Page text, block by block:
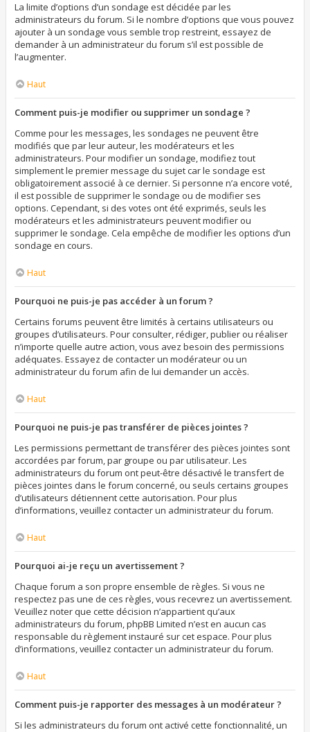
La limite d’options d’un sondage est décidée par les
administrateurs du forum. Si le nombre d’options que vous pouvez
ajouter à un sondage vous semble trop restreint, essayez de
demander à un administrateur du forum s’il est possible de
l’augmenter.
Haut
Comment puis-je modifier ou supprimer un sondage ?
Comme pour les messages, les sondages ne peuvent être
modifiés que par leur auteur, les modérateurs et les
administrateurs. Pour modifier un sondage, modifiez tout
simplement le premier message du sujet car le sondage est
obligatoirement associé à ce dernier. Si personne n’a encore voté,
il est possible de supprimer le sondage ou de modifier ses
options. Cependant, si des votes ont été exprimés, seuls les
modérateurs et les administrateurs peuvent modifier ou
supprimer le sondage. Cela empêche de modifier les options d’un
sondage en cours.
Haut
Pourquoi ne puis-je pas accéder à un forum ?
Certains forums peuvent être limités à certains utilisateurs ou
groupes d’utilisateurs. Pour consulter, rédiger, publier ou réaliser
n’importe quelle autre action, vous avez besoin des permissions
adéquates. Essayez de contacter un modérateur ou un
administrateur du forum afin de lui demander un accès.
Haut
Pourquoi ne puis-je pas transférer de pièces jointes ?
Les permissions permettant de transférer des pièces jointes sont
accordées par forum, par groupe ou par utilisateur. Les
administrateurs du forum ont peut-être désactivé le transfert de
pièces jointes dans le forum concerné, ou seuls certains groupes
d’utilisateurs détiennent cette autorisation. Pour plus
d’informations, veuillez contacter un administrateur du forum.
Haut
Pourquoi ai-je reçu un avertissement ?
Chaque forum a son propre ensemble de règles. Si vous ne
respectez pas une de ces règles, vous recevrez un avertissement.
Veuillez noter que cette décision n’appartient qu’aux
administrateurs du forum, phpBB Limited n’est en aucun cas
responsable du règlement instauré sur cet espace. Pour plus
d’informations, veuillez contacter un administrateur du forum.
Haut
Comment puis-je rapporter des messages à un modérateur ?
Si les administrateurs du forum ont activé cette fonctionnalité, un